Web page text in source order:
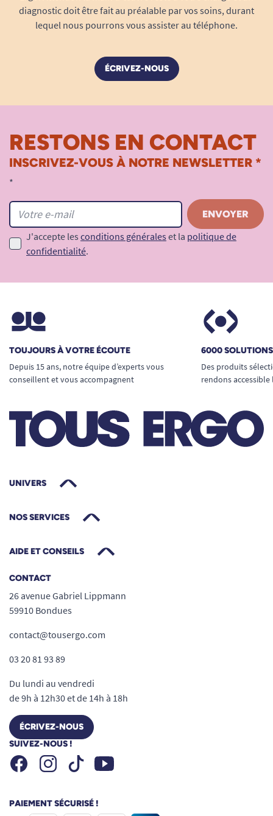
diagnostic doit être fait au préalable par vos soins, durant
lequel nous pourrons vous assister au téléphone.
ÉCRIVEZ-NOUS
RESTONS EN CONTACT
INSCRIVEZ-VOUS À NOTRE NEWSLETTER *
*
J'accepte les conditions générales et la politique de
confidentialité.
TOUJOURS À VOTRE ÉCOUTE
Depuis 15 ans, notre équipe d’experts vous
conseillent et vous accompagnent
6000
Des produits
rendons
UNIVERS
NOS SERVICES
AIDE ET CONSEILS
CONTACT
26 avenue Gabriel Lippmann
59910 Bondues
contact@tousergo.com
03 20 81 93 89
Du lundi au vendredi
de 9h à 12h30 et de 14h à 18h
ÉCRIVEZ-NOUS
SUIVEZ-NOUS !
FacebookInstagramTiktok Youtube
PAIEMENT SÉCURISÉ !